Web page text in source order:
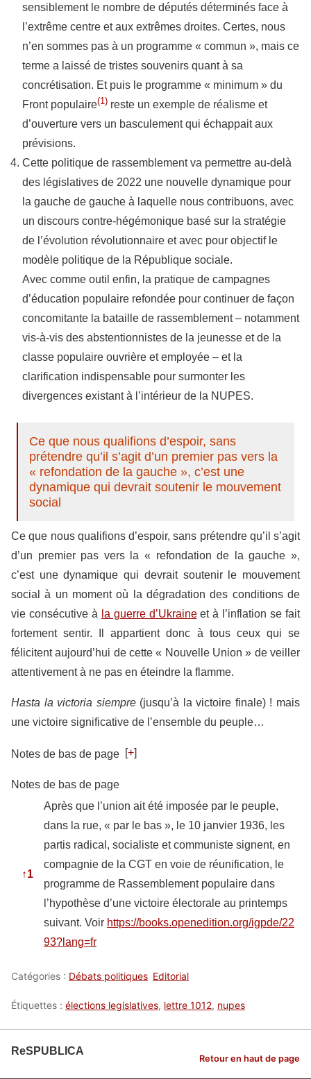
sensiblement le nombre de députés déterminés face à
l’extrême centre et aux extrêmes droites. Certes, nous
n’en sommes pas à un programme « commun », mais ce
terme a laissé de tristes souvenirs quant à sa
concrétisation. Et puis le programme « minimum » du
Front populaire(1) reste un exemple de réalisme et
d’ouverture vers un basculement qui échappait aux
prévisions.
Cette politique de rassemblement va permettre au-delà
des législatives de 2022 une nouvelle dynamique pour
la gauche de gauche à laquelle nous contribuons, avec
un discours contre-hégémonique basé sur la stratégie
de l’évolution révolutionnaire et avec pour objectif le
modèle politique de la République sociale.
Avec comme outil enfin, la pratique de campagnes
d’éducation populaire refondée pour continuer de façon
concomitante la bataille de rassemblement – notamment
vis-à-vis des abstentionnistes de la jeunesse et de la
classe populaire ouvrière et employée – et la
clarification indispensable pour surmonter les
divergences existant à l’intérieur de la NUPES.
Ce que nous qualifions d’espoir, sans
prétendre qu’il s’agit d’un premier pas vers la
« refondation de la gauche », c’est une
dynamique qui devrait soutenir le mouvement
social
Ce que nous qualifions d’espoir, sans prétendre qu’il s’agit
d’un premier pas vers la « refondation de la gauche »,
c’est une dynamique qui devrait soutenir le mouvement
social à un moment où la dégradation des conditions de
vie consécutive à la guerre d’Ukraineet à l’inflation se fait
fortement sentir. Il appartient donc à tous ceux qui se
félicitent aujourd’hui de cette « Nouvelle Union » de veiller
attentivement à ne pas en éteindre la flamme.
Hasta la victoria siempre(jusqu’à la victoire finale) ! mais
une victoire significative de l’ensemble du peuple…
Notes de bas de page [+]
Notes de bas de page
↑1
Après que l’union ait été imposée par le peuple,
dans la rue, « par le bas », le 10 janvier 1936, les
partis radical, socialiste et communiste signent, en
compagnie de la CGT en voie de réunification, le
programme de Rassemblement populaire dans
l’hypothèse d’une victoire électorale au printemps
suivant. Voir https://books.openedition.org/igpde/22
93?lang=fr
Catégories : Débats politiques Editorial
Étiquettes : élections legislatives, lettre 1012, nupes
ReSPUBLICA
Retour en haut de page